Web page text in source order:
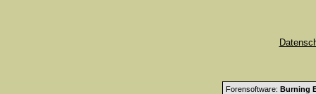
Forensoftware: Burning